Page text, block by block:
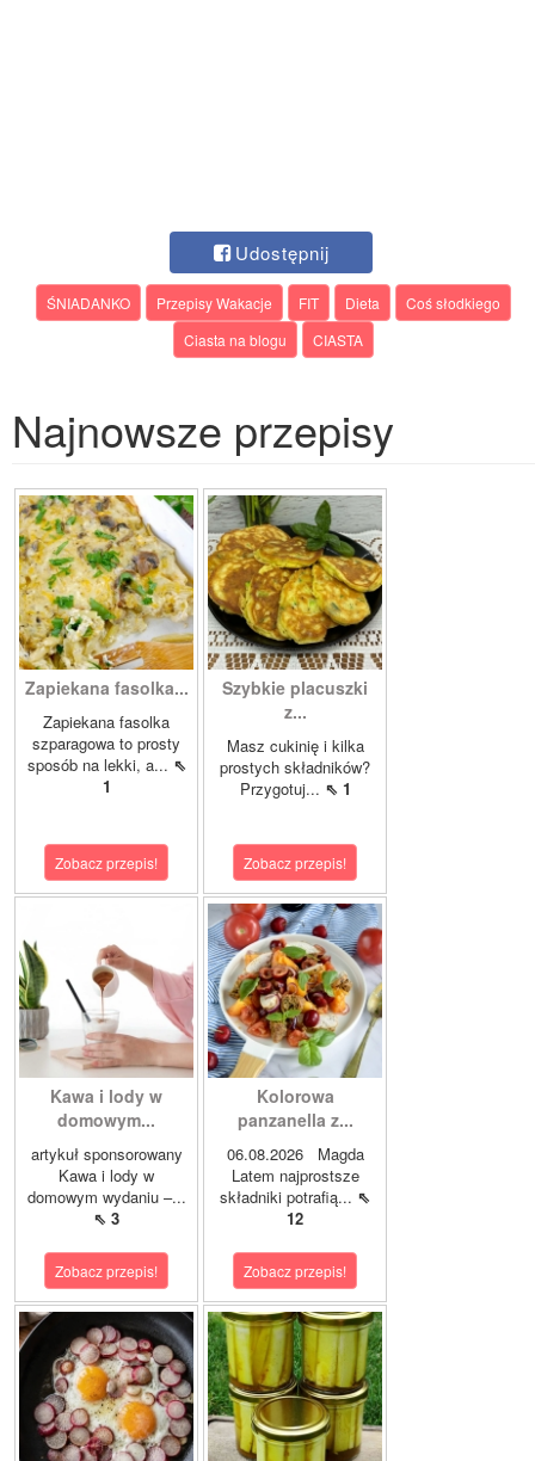
Udostępnij
ŚNIADANKO Przepisy Wakacje FIT Dieta
Coś słodkiego
Ciasta na blogu
CIASTA
Najnowsze przepisy
Zapiekana fasolka...
Zapiekana fasolka
szparagowa to prosty
sposób na lekki, a... ⇖
1
Zobacz przepis!
Szybkie placuszki
z...
Masz cukinię i kilka
prostych składników?
Przygotuj... ⇖ 1
Zobacz przepis!
Kawa i lody w
domowym...
artykuł sponsorowany
Kawa i lody w
domowym wydaniu –...
⇖ 3
Zobacz przepis!
Kolorowa
panzanella z...
06.08.2026 Magda
Latem najprostsze
składniki potrafią... ⇖
12
Zobacz przepis!